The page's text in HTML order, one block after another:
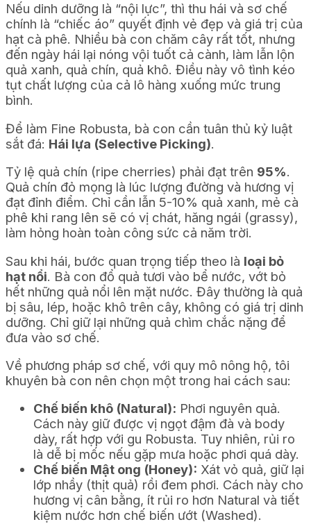
Nếu dinh dưỡng là “nội lực”, thì thu hái và sơ chế
chính là “chiếc áo” quyết định vẻ đẹp và giá trị của
hạt cà phê. Nhiều bà con chăm cây rất tốt, nhưng
đến ngày hái lại nóng vội tuốt cả cành, làm lẫn lộn
quả xanh, quả chín, quả khô. Điều này vô tình kéo
tụt chất lượng của cả lô hàng xuống mức trung
bình.
Để làm Fine Robusta, bà con cần tuân thủ kỷ luật
sắt đá: Hái lựa (Selective Picking).
Tỷ lệ quả chín (ripe cherries) phải đạt trên 95%.
Quả chín đỏ mọng là lúc lượng đường và hương vị
đạt đỉnh điểm. Chỉ cần lẫn 5-10% quả xanh, mẻ cà
phê khi rang lên sẽ có vị chát, hăng ngái (grassy),
làm hỏng hoàn toàn công sức cả năm trời.
Sau khi hái, bước quan trọng tiếp theo là loại bỏ
hạt nổi. Bà con đổ quả tươi vào bể nước, vớt bỏ
hết những quả nổi lên mặt nước. Đây thường là quả
bị sâu, lép, hoặc khô trên cây, không có giá trị dinh
dưỡng. Chỉ giữ lại những quả chìm chắc nặng để
đưa vào sơ chế.
Về phương pháp sơ chế, với quy mô nông hộ, tôi
khuyên bà con nên chọn một trong hai cách sau:
Chế biến khô (Natural): Phơi nguyên quả.
Cách này giữ được vị ngọt đậm đà và body
dày, rất hợp với gu Robusta. Tuy nhiên, rủi ro
là dễ bị mốc nếu gặp mưa hoặc phơi quá dày.
Chế biến Mật ong (Honey): Xát vỏ quả, giữ lại
lớp nhầy (thịt quả) rồi đem phơi. Cách này cho
hương vị cân bằng, ít rủi ro hơn Natural và tiết
kiệm nước hơn chế biến ướt (Washed).